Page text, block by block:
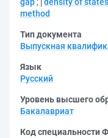
method
Тип документа
Выпускная
Язык
Русский
Уровень высшего
Бакалавриат
Код специальности